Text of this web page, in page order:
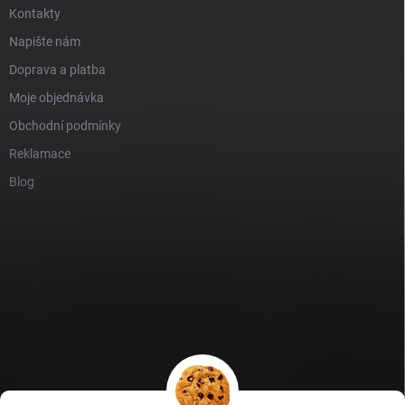
Kontakty
Napište nám
Doprava a platba
Moje objednávka
Obchodní podmínky
Reklamace
Blog